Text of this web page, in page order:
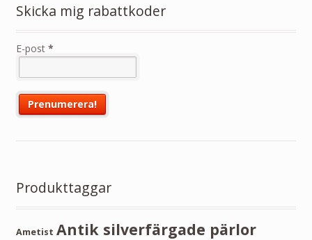
Skicka mig rabattkoder
E-post *
Produkttaggar
Ametist Antik silverfärgade pärlor